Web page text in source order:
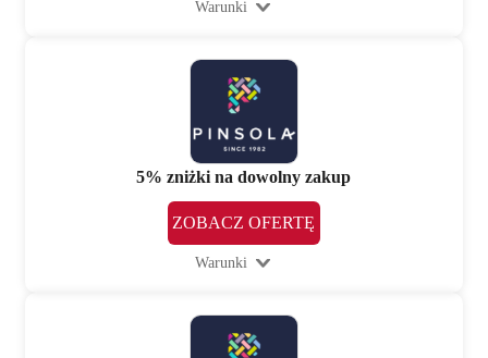
Warunki
5% zniżki na dowolny zakup
ZOBACZ OFERTĘ
Warunki